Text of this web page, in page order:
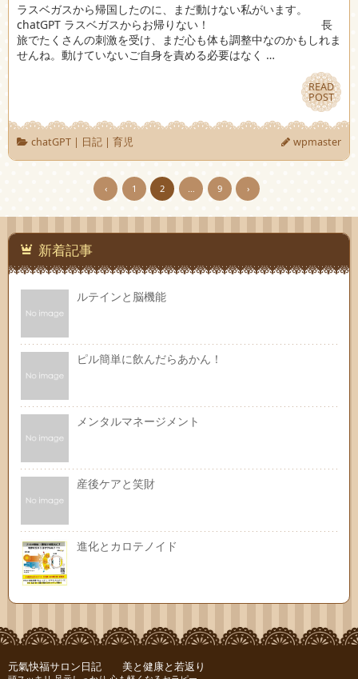
ラスベガスから帰国したのに、まだ動けない私がいます。
chatGPT ラスベガスからお帰りない！ 長
旅でたくさんの刺激を受け、まだ心も体も調整中なのかもしれま
せんね。動けていないご自身を責める必要はなく …
READ
POST
READ
POST
chatGPT| 日記| 育児 wpmaster
‹ 1 2 … 9 ›
新着記事
ルテインと脳機能
ピル簡単に飲んだらあかん！
メンタルマネージメント
産後ケアと笑財
進化とカロテノイド
元氣快福サロン日記 美と健康と若返り